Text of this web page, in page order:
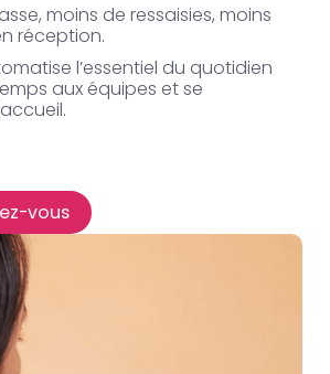
moins de ressaisies, moins
réception.
l’essentiel du quotidien
aux équipes et se
vous